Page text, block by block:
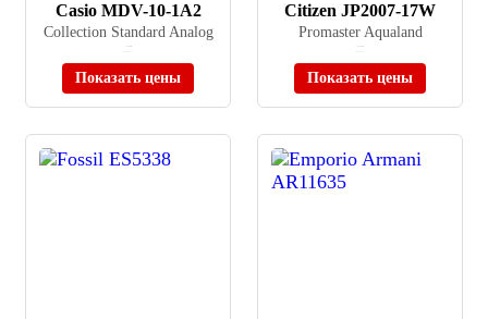
Casio MDV-10-1A2
Collection Standard Analog
Показать цены
Citizen JP2007-17W
Promaster Aqualand
Показать цены